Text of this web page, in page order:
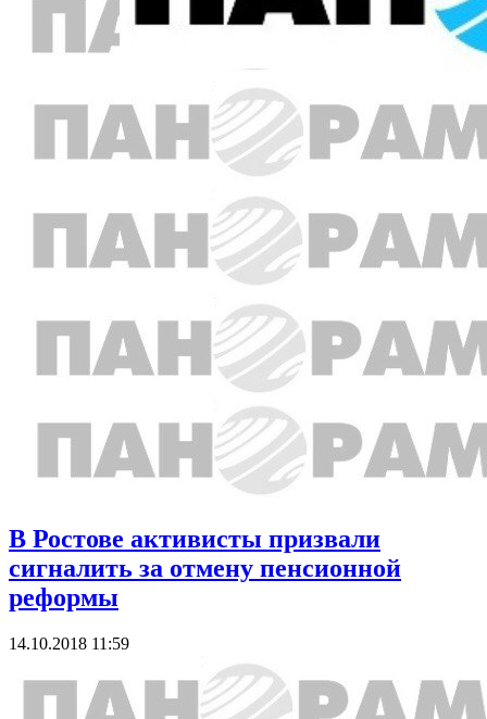
В Ростове активисты призвали
сигналить за отмену пенсионной
реформы
14.10.2018 11:59